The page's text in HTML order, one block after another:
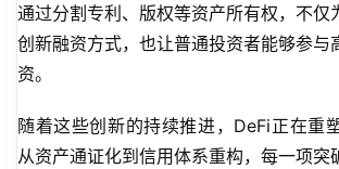
通过分割专利、版权等资产所有权，不仅
创新融资方式，也让普通投资者能够参与
资。
随着这些创新的持续推进，DeFi正在重
从资产通证化到信用体系重构，每一项突